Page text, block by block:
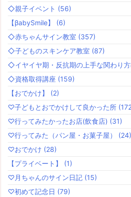
◇親子イベント (56)
【βabySmile】 (6)
◇赤ちゃんサイン教室 (357)
◇子どものスキンケア教室 (87)
◇イヤイヤ期・反抗期の上手な関わり
◇資格取得講座 (159)
【おでかけ】 (2)
♡子どもとおでかけして良かった所
♡行ってみたかったお店(飲食店) (31)
♡行ってみた（パン屋・お菓子屋） (24)
♡おでかけ (28)
【プライベート】 (1)
♡月ちゃんのサイン日記 (15)
♡初めて記念日 (79)